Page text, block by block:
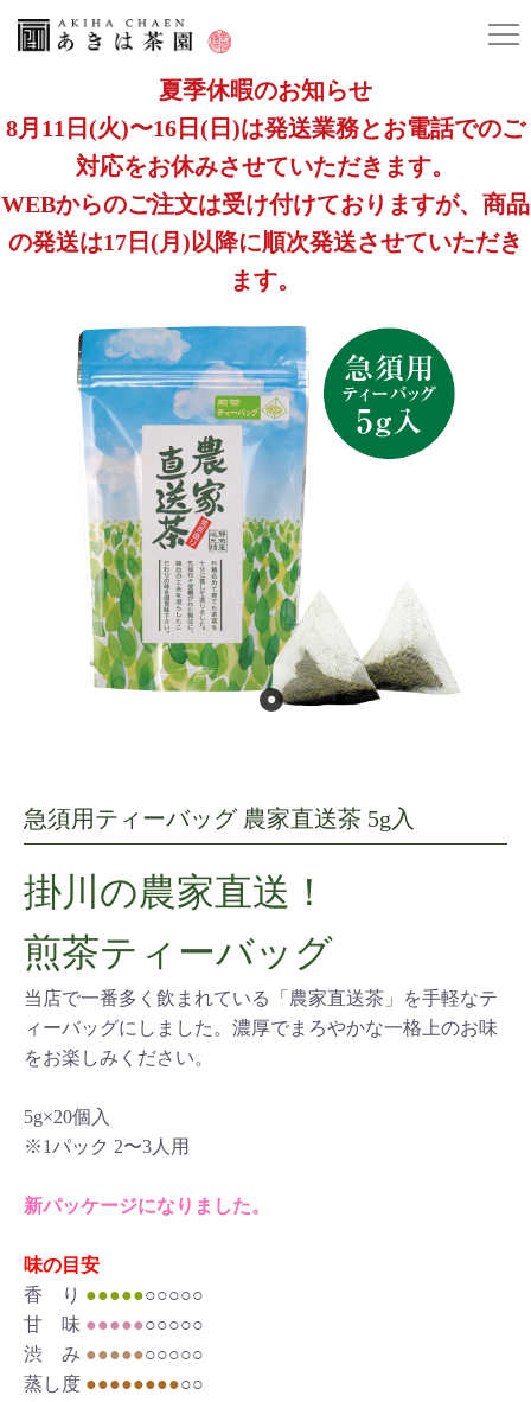
夏季休暇のお知らせ
8月11日(火)〜16日(日)は発送業務とお電話でのご
対応をお休みさせていただきます。
WEBからのご注文は受け付けておりますが、商品
の発送は17日(月)以降に順次発送させていただき
ます。
急須用ティーバッグ 農家直送茶 5g入
掛川の農家直送！
煎茶ティーバッグ
当店で一番多く飲まれている「農家直送茶」を手軽なテ
ィーバッグにしました。濃厚でまろやかな一格上のお味
をお楽しみください。
5g×20個入
※1パック 2〜3人用
新パッケージになりました。
味の目安
香 り ●●●●●○○○○○
甘 味 ●●●●●○○○○○
渋 み ●●●●●○○○○○
蒸し度 ●●●●●●●●○○